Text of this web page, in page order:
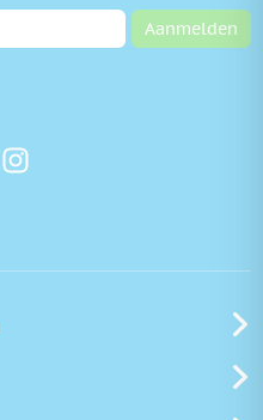
Aanmelden